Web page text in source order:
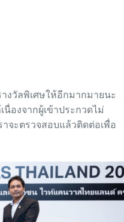
งวัลพิเศษให้อีกมากมายนะ
องจากผู้เข้าประกวดไม่
จะตรวจสอบแล้วติดต่อเพื่อ